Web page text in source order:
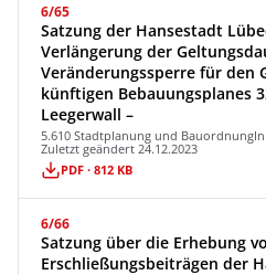
6/65
Satzung der Hansestadt
Verlängerung der
Veränderungssperre für den
künftigen Bebauungsplanes
Leegerwall –
5.610 Stadtplanung und Bauordnung
Zuletzt geändert 24.12.2023
PDF · 812 KB
6/66
Satzung über die Erhebung
Erschließungsbeiträgen der